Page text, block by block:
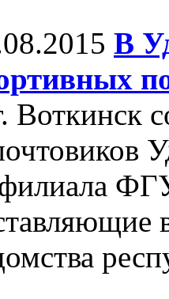
В
Воткинск